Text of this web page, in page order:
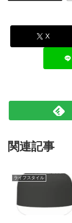
X
関連記事
ライフスタイル